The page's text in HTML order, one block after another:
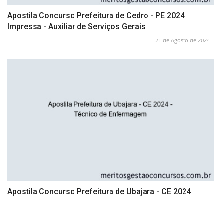
Apostila Concurso Prefeitura de Cedro - PE 2024
Impressa - Auxiliar de Serviços Gerais
21 de Agosto de 2024
Apostila Concurso Prefeitura de Ubajara - CE 2024